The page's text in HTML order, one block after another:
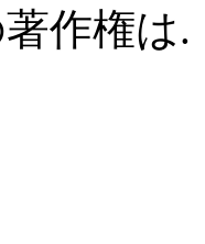
作権は.